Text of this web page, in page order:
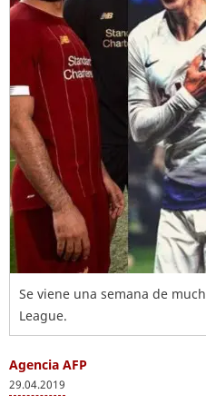
Se viene una semana de
League.
Agencia AFP
29.04.2019